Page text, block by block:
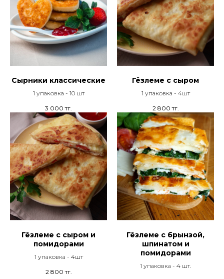
Сырники классические
1 упаковка - 10 шт
3 000 тг.
Гёзлеме с сыром
1 упаковка - 4шт
2 800 тг.
Гёзлеме с сыром и
помидорами
1 упаковка - 4шт
2 800 тг.
Гёзлеме с брынзой,
шпинатом и
помидорами
1 упаковка - 4 шт.